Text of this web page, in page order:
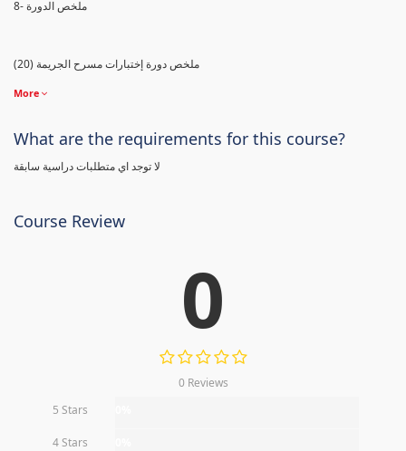
8- ملخص الدورة
(20) ملخص دورة إختبارات مسرح الجريمة
More
What are the requirements for this course?
لا توجد اي متطلبات دراسية سابقة
Course Review
0
0 Reviews
5 Stars
4 Stars